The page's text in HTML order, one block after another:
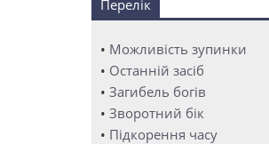
Перелік
• Можливість зупинки
• Останній засіб
• Загибель богів
• Зворотний бік
• Підкорення часу